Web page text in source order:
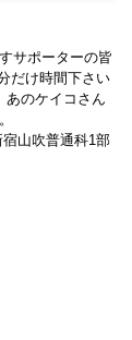
サポーターの皆
だけ時間下さい
のケイコさん
。
山吹普通科1部